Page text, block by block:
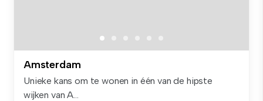
Amsterdam
Unieke kans om te wonen in één van de hipste
wijken van A...